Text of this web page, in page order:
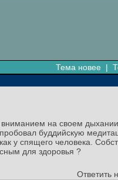
Тема новее |
вниманием на своем
буддийскую
у спящего человека.
для здоровья ?
Ответить